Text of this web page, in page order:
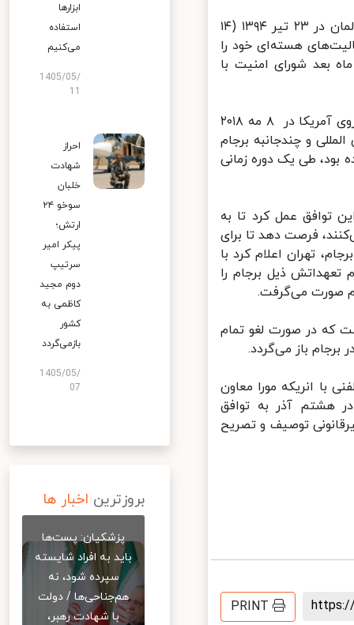
ایران و گروه ۱+۵ شامل آمریکا، روسیه، چین، فرانسه و بریتانیا همراه با آلمان در ۲۳ تیر ۱۳۹۴ (۱۴
هسته‌ای خود را
بعد شورای امنیت با
پس از پایان ریاست جمهوری باراک اوباما، دونالد ترامپ رئیس جمهوری تندروی آمریکا در ۸ مه ۲۰۱۸
المللی و چندجانبه برجام
طی یک دوره زمانی
توافق عمل کرد تا به
فرصت دهد تا برای
تهران اعلام کرد با
ذیل برجام را
صورت می‌گرفت.
که در صورت لغو تمام
باز می‌گردد.
انریکه مورا معاون
هشتم آذر به توافق
توصیف و تصریح
PRINT
ابزارها
استفاده
می‌کنیم
1405/05/
احراز
شهادت
خلبان
سوخو ۲۴
ارتش؛
پیکر امیر
سرتیپ
دوم مجید
کاظمی به
کشور
بازمی‌گردد
1405/05/
07
بروزترین اخبار ها
پزشکیان: پست‌ها
باید به افراد شایسته
سپرده شود، نه
هم‌جناحی‌ها / دولت
با شهادت رهبر،